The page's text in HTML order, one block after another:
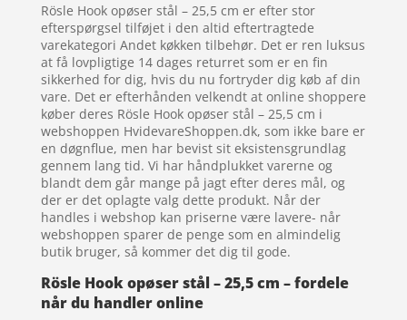
Rösle Hook opøser stål – 25,5 cm er efter stor
efterspørgsel tilføjet i den altid eftertragtede
varekategori Andet køkken tilbehør. Det er ren luksus
at få lovpligtige 14 dages returret som er en fin
sikkerhed for dig, hvis du nu fortryder dig køb af din
vare. Det er efterhånden velkendt at online shoppere
køber deres Rösle Hook opøser stål – 25,5 cm i
webshoppen HvidevareShoppen.dk, som ikke bare er
en døgnflue, men har bevist sit eksistensgrundlag
gennem lang tid. Vi har håndplukket varerne og
blandt dem går mange på jagt efter deres mål, og
der er det oplagte valg dette produkt. Når der
handles i webshop kan priserne være lavere- når
webshoppen sparer de penge som en almindelig
butik bruger, så kommer det dig til gode.
Rösle Hook opøser stål – 25,5 cm – fordele
når du handler online